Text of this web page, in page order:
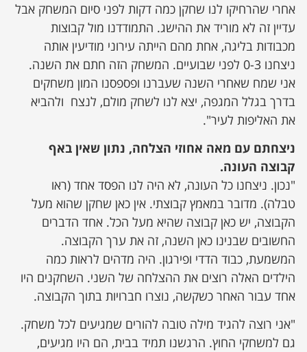
אחרי שהרחיקו לנו שחקן כמה דקות לפני סיום המשחק אבל
עדיין זה לא מוריד את ההישג. התמודדנו מול קבוצות
מכבודות בליגה, אחת מהם הייתה עירוני מודיעין אותה
ניצחנו 0-3 לפני שבועיים. המשחק הזה חתם את השנה.
אני שמח שאחרי השנה שעברנו ופספסנו המון משחקים
בדרך בגלל המגפה, יצא לנו לשחק מולם, לנצח ולהביא
את האליפות לעיר".
ניצחתם עם מאה אחוזי הצלחה, נתון שאין באף
קבוצה העונה.
"נכון. ניצחנו כל העונה, לא היה לנו הפסד אחד (ראו
טבלה). מדובר במאמץ קבוצתי. אין כאן שחקן שהוא מעל
הקבוצה, יש כאן קבוצה שהיא מעל הכל. אחד הדברים
החשובים שבנינו כאן השנה, זה את ערך הקבוצה.
המשמעת, כבוד הדדי ופירגון. היה מדהים לראות כמה
הילדים האלה רוצים את ההצלחה של השני. השחקנים היו
אחד עבור האחר כשקשה, נוצרו חברויות בתוך הקבוצה.
"אני רוצה להגיד מילה טובה להורים שמגיעים לכל משחק.
גם למשחקי החוץ. הרגשנו תמיד בבית, הם היו מגיעים,